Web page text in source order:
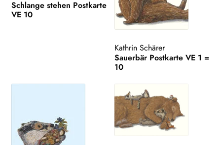
Schlange stehen Postkarte
VE 10
Kathrin Schärer
Sauerbär Postkarte VE 1 =
10